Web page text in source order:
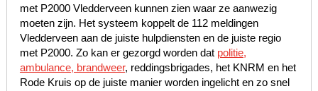
met P2000 Vledderveen kunnen zien waar ze aanwezig
moeten zijn. Het systeem koppelt de 112 meldingen
Vledderveen aan de juiste hulpdiensten en de juiste regio
met P2000. Zo kan er gezorgd worden dat politie,
ambulance, brandweer, reddingsbrigades, het KNRM en het
Rode Kruis op de juiste manier worden ingelicht en zo snel